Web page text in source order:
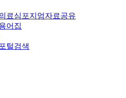
료심포지엄자료공유
어집
털검색